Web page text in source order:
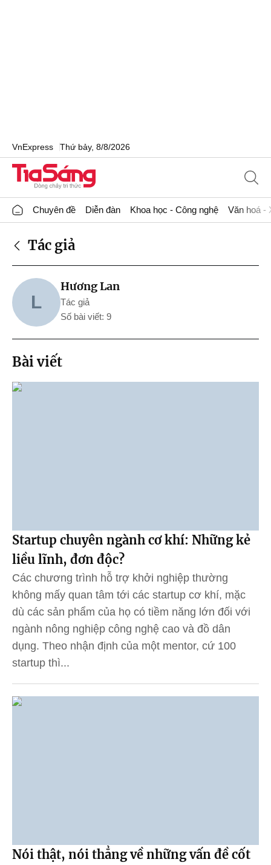
VnExpress Thứ bảy, 8/8/2026
Chuyên đề Diễn đàn Khoa học - Công nghệ Văn hoá -
Tác giả
L
Hương Lan
Tác giả
Số bài viết: 9
Bài viết
Startup chuyên ngành cơ khí: Những kẻ
liều lĩnh, đơn độc?
Các chương trình hỗ trợ khởi nghiệp thường
không mấy quan tâm tới các startup cơ khí, mặc
dù các sản phẩm của họ có tiềm năng lớn đối với
ngành nông nghiệp công nghệ cao và đồ dân
dụng. Theo nhận định của một mentor, cứ 100
startup thì...
Nói thật, nói thẳng về những vấn đề cốt